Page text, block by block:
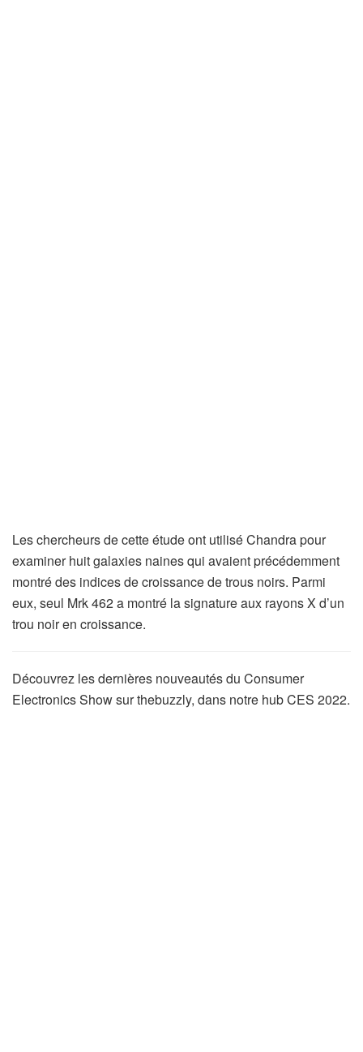
Les chercheurs de cette étude ont utilisé Chandra pour
examiner huit galaxies naines qui avaient précédemment
montré des indices de croissance de trous noirs. Parmi
eux, seul Mrk 462 a montré la signature aux rayons X d’un
trou noir en croissance.
Découvrez les dernières nouveautés du Consumer
Electronics Show sur thebuzzly, dans notre hub CES 2022.